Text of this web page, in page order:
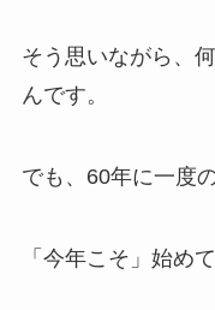
そう思いながら、
んです。
でも、60年に一度
「今年こそ」始め